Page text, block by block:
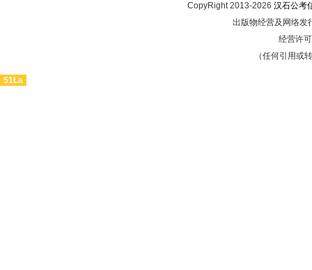
CopyRight 2013-2026 汉石公考
出版物经营及网络发
经营许
（任何引用或
51La